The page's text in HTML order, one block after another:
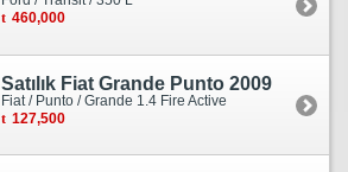
460,000
Satılık Fiat Grande Punto 2009
Fiat / Punto / Grande 1.4 Fire Active
127,500